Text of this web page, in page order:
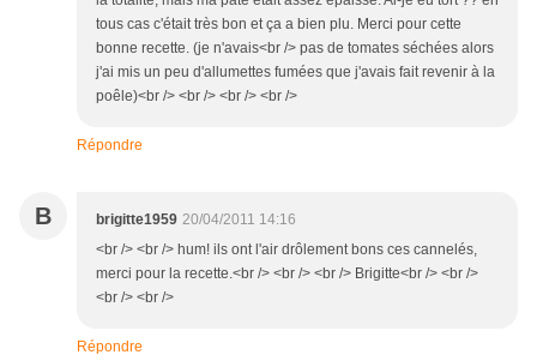
tous cas c'était très bon et ça a bien plu. Merci pour cette
bonne recette. (je n'avais<br /> pas de tomates séchées alors
j'ai mis un peu d'allumettes fumées que j'avais fait revenir à la
poêle)<br /> <br /> <br /> <br />
Répondre
B brigitte1959 20/04/2011 14:16
<br /> <br /> hum! ils ont l'air drôlement bons ces cannelés,
merci pour la recette.<br /> <br /> <br /> Brigitte<br /> <br />
<br /> <br />
Répondre